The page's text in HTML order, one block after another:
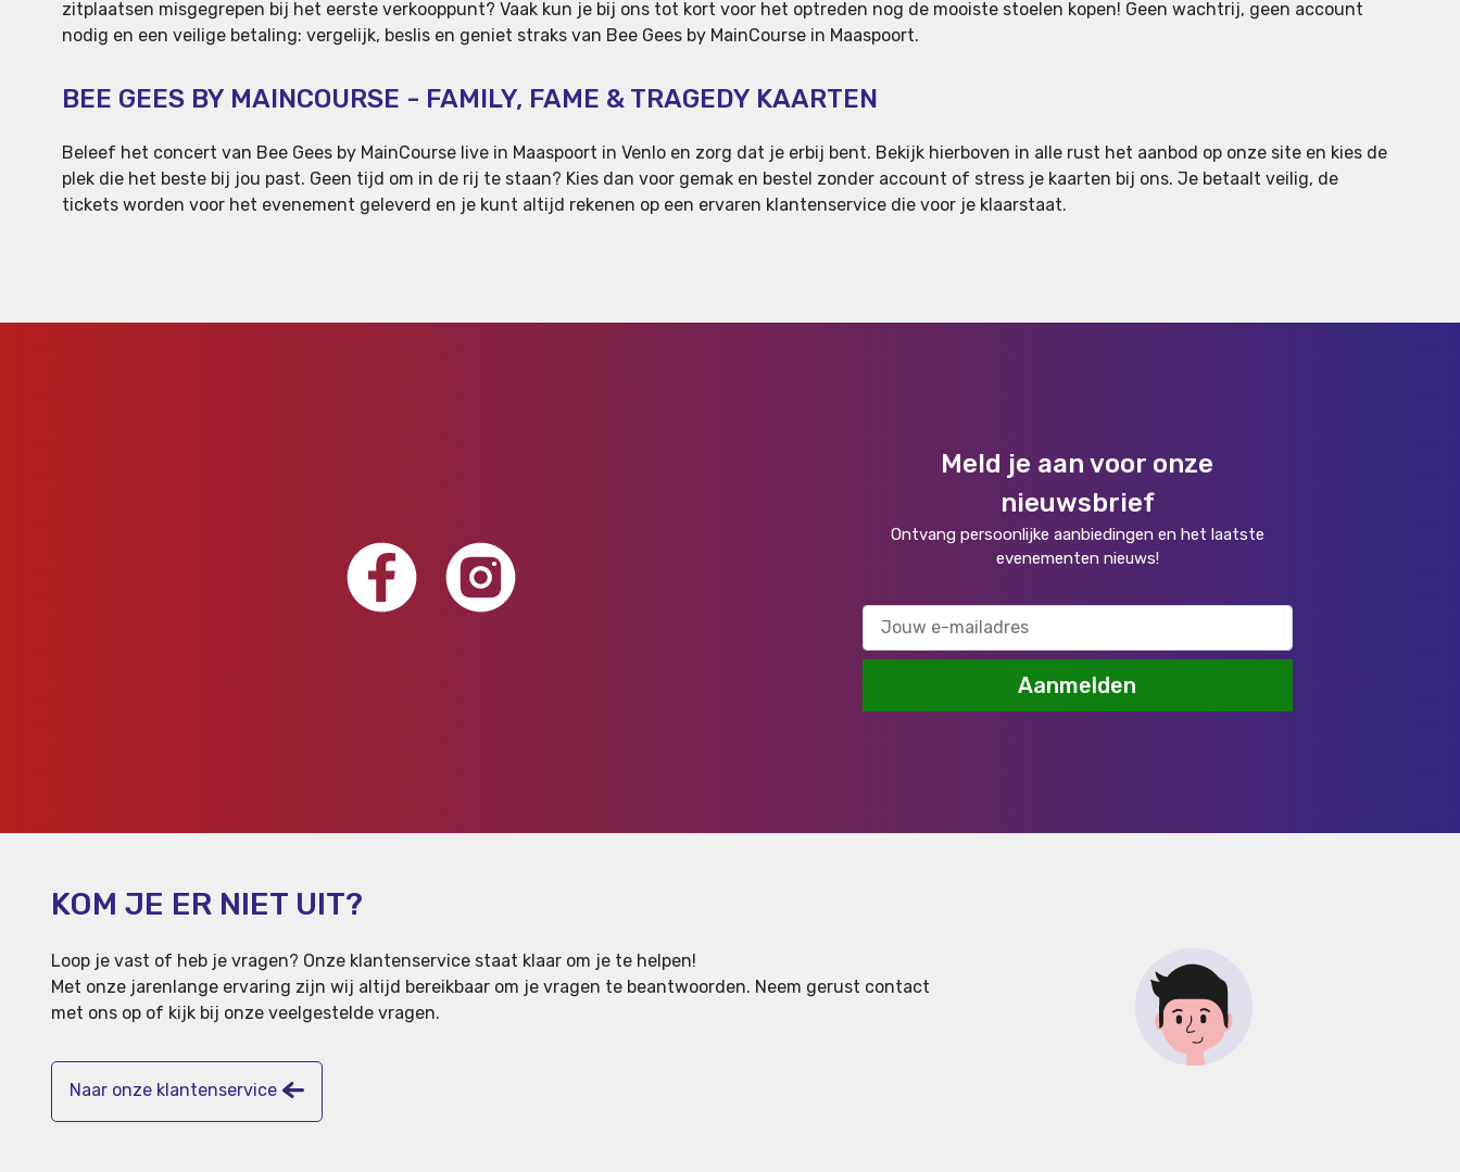
zitplaatsen misgegrepen bij het eerste verkooppunt? Vaak kun je bij ons tot kort voor het optreden nog de mooiste stoelen kopen! Geen wachtrij, geen account
nodig en een veilige betaling: vergelijk, beslis en geniet straks van Bee Gees by MainCourse in Maaspoort.
BEE GEES BY MAINCOURSE - FAMILY, FAME & TRAGEDY KAARTEN
Beleef het concert van Bee Gees by MainCourse live in Maaspoort in Venlo en zorg dat je erbij bent. Bekijk hierboven in alle rust het aanbod op onze site en kies de
plek die het beste bij jou past. Geen tijd om in de rij te staan? Kies dan voor gemak en bestel zonder account of stress je kaarten bij ons. Je betaalt veilig, de
tickets worden voor het evenement geleverd en je kunt altijd rekenen op een ervaren klantenservice die voor je klaarstaat.
Meld je aan voor onze
nieuwsbrief
Ontvang persoonlijke aanbiedingen en het laatste
evenementen nieuws!
Aanmelden
KOM JE ER NIET UIT?
Loop je vast of heb je vragen? Onze klantenservice staat klaar om je te helpen!
Met onze jarenlange ervaring zijn wij altijd bereikbaar om je vragen te beantwoorden. Neem gerust contact
met ons op of kijk bij onze veelgestelde vragen.
Naar onze klantenservice